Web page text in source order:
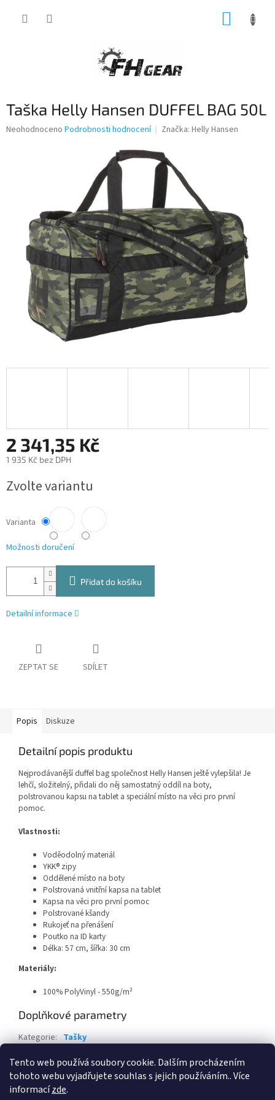
Tento web používá soubory cookie. Dalším procházením
tohoto webu vyjadřujete souhlas s jejich používáním.. Více
informacízde.
Taška Helly Hansen DUFFEL BAG 50L
Průměrné
hvězdiček.
Neohodnoceno Podrobnosti hodnocení Značka: Helly Hansen
2 341,35 Kč
1 935 Kč bez DPH
cena:
Zvolte variantu
Varianta
Možnosti doručení
Přidat do košíku
Detailní informace
ZEPTAT SE SDÍLET
Popis Diskuze
Detailní popis produktu
Nejprodávanější duffel bag společnost Helly Hansen ještě vylepšila! Je
lehčí, složitelný, přidali do něj samostatný oddíl na boty,
polstrovanou kapsu na tablet a speciální místo na věci pro první
pomoc.
Vlastnosti:
Voděodolný materiál
YKK® zipy
Oddělené místo na boty
Polstrovaná vnitřní kapsa na tablet
Kapsa na věci pro první pomoc
Polstrované kšandy
Rukojeť na přenášení
Poutko na ID karty
Délka: 57 cm, šířka: 30 cm
Materiály:
100% PolyVinyl - 550g/m²
Doplňkové parametry
Kategorie: Tašky